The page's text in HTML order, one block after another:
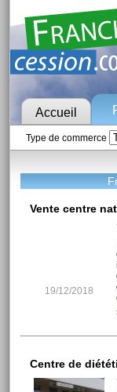
Accueil
Type de commerce
Vente centre
19/12/2018
Centre de